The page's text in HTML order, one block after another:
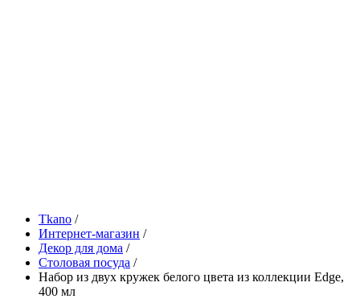
Tkano /
Интернет-магазин /
Декор для дома /
Столовая посуда /
Набор из двух кружек белого цвета из коллекции Edge,
400 мл